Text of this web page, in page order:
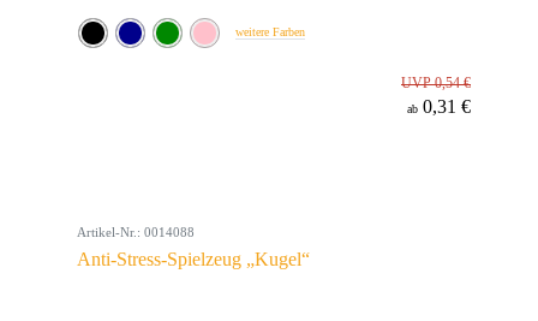
weitere Farben
UVP 0,54 €
ab 0,31 €
Artikel-Nr.: 0014088
Anti-Stress-Spielzeug „Kugel“